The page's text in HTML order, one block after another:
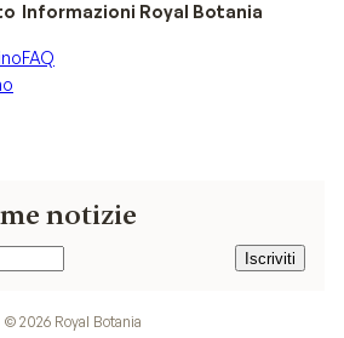
notizie
Iscriviti
Iscriviti
Informazioni Royal Botania
FAQ
© 2026 Royal Botania